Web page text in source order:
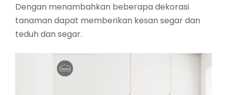
Dengan menambahkan beberapa dekorasi
tanaman dapat memberikan kesan segar dan
teduh dan segar.